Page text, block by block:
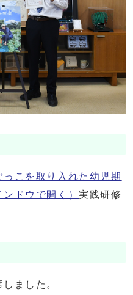
っこを取り入れた幼児期
ンドウで開く）実践研修
ました。